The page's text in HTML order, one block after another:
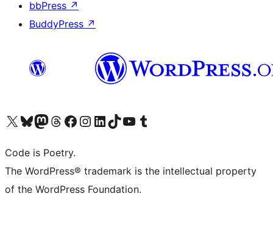
bbPress ↗
BuddyPress ↗
Visita il nostro account X (ex Twitter)
Visita il nostro account Bluesky
Visita il nostro account Mastodon
Visita il nostro account Threads
Visita la nostra pagina Facebook
Visita il nostro account Instagram
Visita il nostro account LinkedIn
Visita il nostro account TikTok
Visita il nostro canale YouTube
Visita il nostro account Tumblr
Code is Poetry.
The WordPress® trademark is the intellectual property
of the WordPress Foundation.